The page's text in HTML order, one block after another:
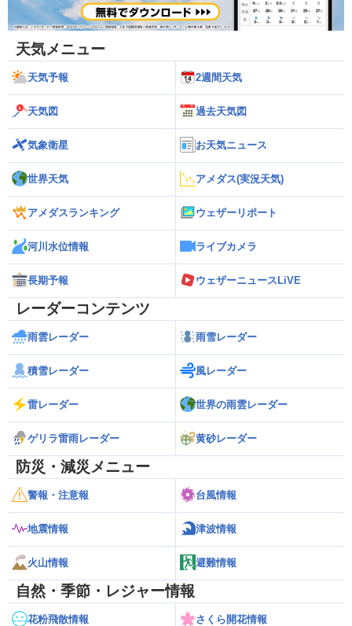
天気メニュー
天気予報 2週間天気
天気図 過去天気図
気象衛星 お天気ニュース
世界天気 アメダス(実況天気)
アメダスランキング ウェザーリポート
河川水位情報 ライブカメラ
長期予報 ウェザーニュースLiVE
レーダーコンテンツ
雨雲レーダー 雨雪レーダー
積雪レーダー 風レーダー
雷レーダー 世界の雨雲レーダー
ゲリラ雷雨レーダー 黄砂レーダー
防災・減災メニュー
警報・注意報 台風情報
地震情報 津波情報
火山情報 避難情報
自然・季節・レジャー情報
花粉飛散情報 さくら開花情報